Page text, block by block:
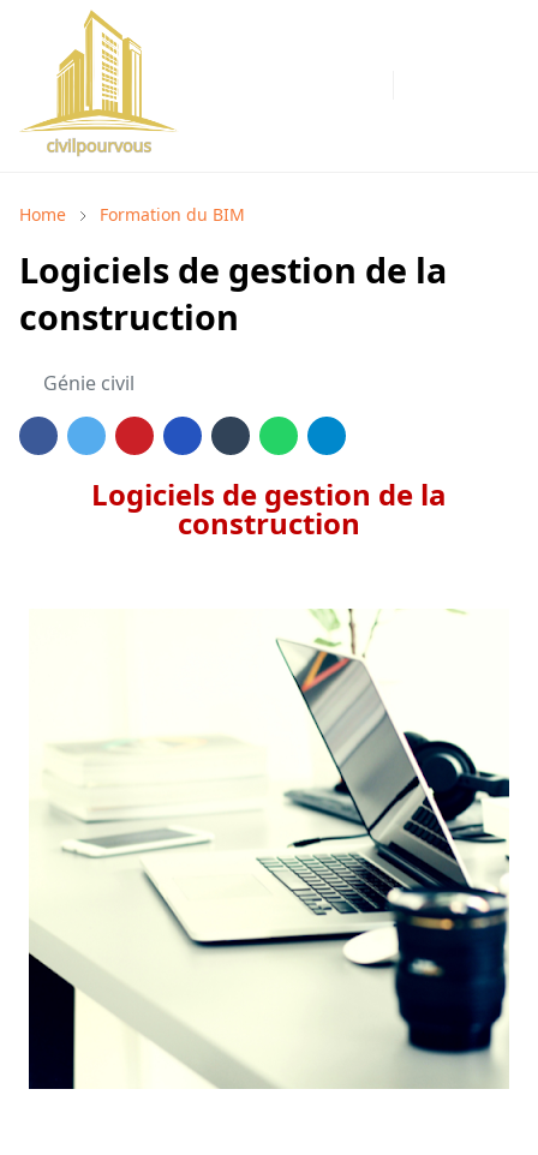
Home Formation du BIM
Logiciels de gestion de la
construction
Génie civil
Logiciels de gestion de la
construction